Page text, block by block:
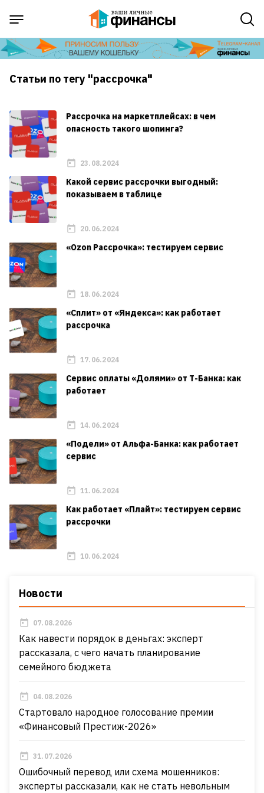
Статьи по тегу "рассрочка"
Рассрочка на маркетплейсах: в чем
опасность такого шопинга?
23.08.2024
Какой сервис рассрочки выгодный:
показываем в таблице
20.06.2024
«Ozon Рассрочка»: тестируем сервис
18.06.2024
«Сплит» от «Яндекса»: как работает
рассрочка
17.06.2024
Сервис оплаты «Долями» от Т-Банка: как
работает
14.06.2024
«Подели» от Альфа-Банка: как работает
сервис
11.06.2024
Как работает «Плайт»: тестируем сервис
рассрочки
10.06.2024
Новости
07.08.2026
Как навести порядок в деньгах: эксперт
рассказала, с чего начать планирование
семейного бюджета
04.08.2026
Стартовало народное голосование премии
«Финансовый Престиж-2026»
31.07.2026
Ошибочный перевод или схема мошенников:
эксперты рассказали, как не стать невольным